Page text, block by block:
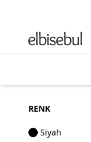
RENK
Siyah